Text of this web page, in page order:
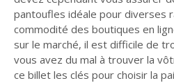
pantoufles idéale pour diverses
commodité des boutiques en
sur le marché, il est difficile de
vous avez du mal à trouver la
ce billet les clés pour choisir la